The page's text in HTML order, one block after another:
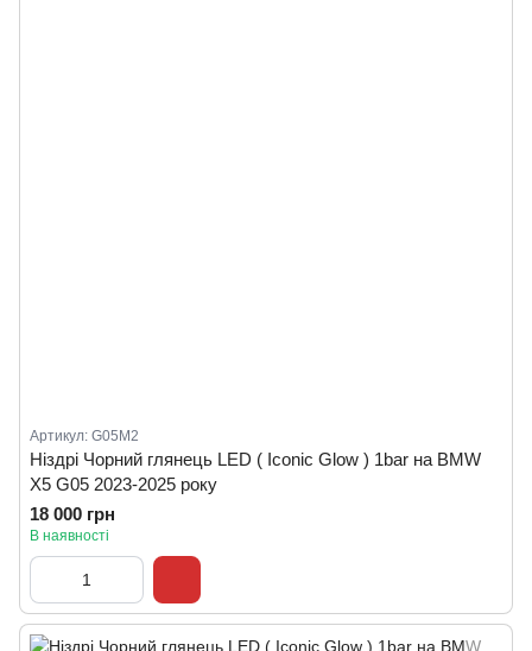
Артикул: G05M2
Ніздрі Чорний глянець LED ( Iconic Glow ) 1bar на BMW
X5 G05 2023-2025 року
18 000 грн
В наявності